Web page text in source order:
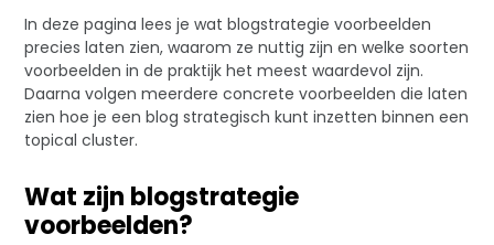
In deze pagina lees je wat blogstrategie voorbeelden
precies laten zien, waarom ze nuttig zijn en welke soorten
voorbeelden in de praktijk het meest waardevol zijn.
Daarna volgen meerdere concrete voorbeelden die laten
zien hoe je een blog strategisch kunt inzetten binnen een
topical cluster.
Wat zijn blogstrategie
voorbeelden?